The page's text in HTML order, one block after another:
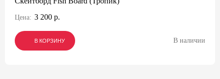
Цена: 3 200 р.
В КОРЗИНУ
В КОРЗИНУ
В КОРЗИНУ В наличии